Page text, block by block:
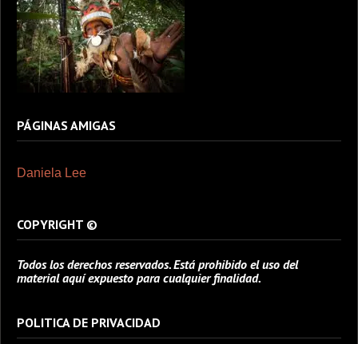
PÁGINAS AMIGAS
Daniela Lee
COPYRIGHT ©
Todos los derechos reservados. Está prohibido el uso del
material aquí expuesto para cualquier finalidad.
POLITICA DE PRIVACIDAD